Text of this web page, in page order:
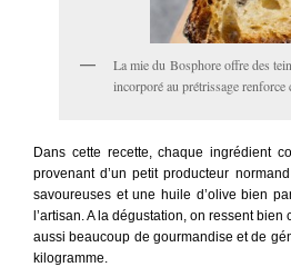
La mie du Bosphore offre des
incorporé au prétrissage renforce
Dans cette recette, chaque ingrédient
provenant d’un petit producteur
savoureuses et une huile d’olive bien
l’artisan. A la dégustation, on ressent
aussi beaucoup de gourmandise et de
kilogramme.